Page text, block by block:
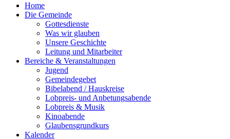
Home
Die Gemeinde
Gottesdienste
Was wir glauben
Unsere Geschichte
Leitung und Mitarbeiter
Bereiche & Veranstaltungen
Jugend
Gemeindegebet
Bibelabend / Hauskreise
Lobpreis- und Anbetungsabende
Lobpreis & Musik
Kinoabende
Glaubensgrundkurs
Kalender